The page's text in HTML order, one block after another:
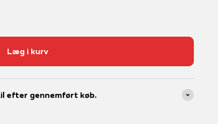
Læg i kurv
efter gennemført køb.